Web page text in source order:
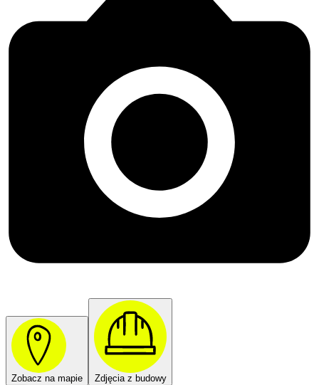
Zobacz na mapie Zdjęcia z budowy